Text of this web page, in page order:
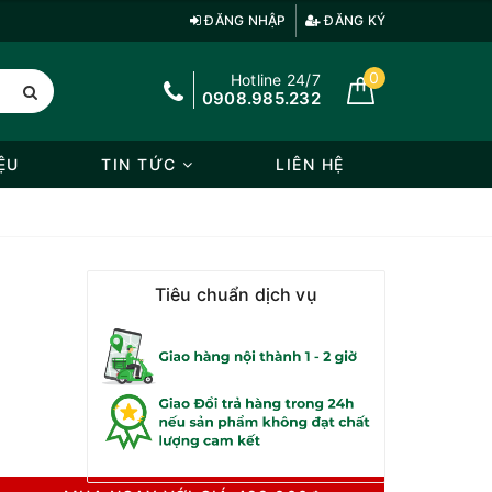
ĐĂNG NHẬP ĐĂNG KÝ
Hotline 24/7
0908.985.232
0
TIN TỨC LIÊN HỆ
Tiêu chuẩn dịch vụ